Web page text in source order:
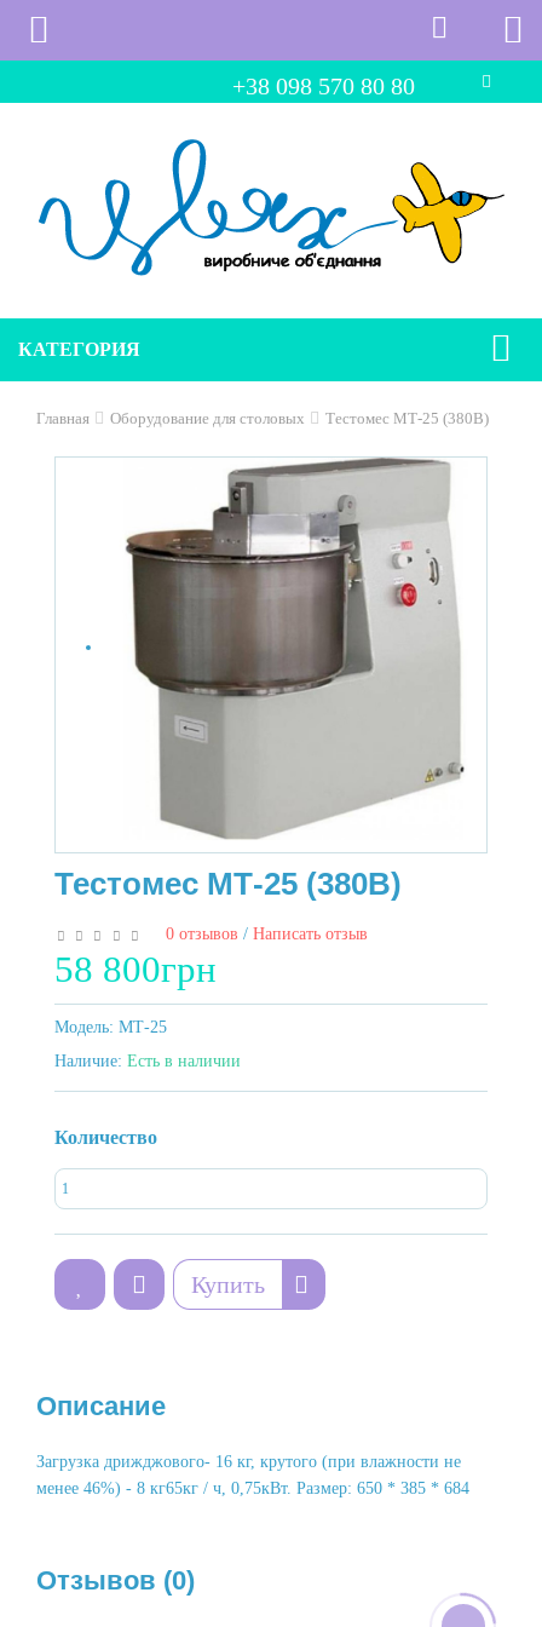
+38 098 570 80 80
КАТЕГОРИЯ
Главная Оборудование для столовых Тестомес МТ-25 (380В)
Тестомес МТ-25 (380В)
0 отзывов / Написать отзыв
58 800грн
Модель: МТ-25
Наличие: Есть в наличии
Количество
Купить
Описание
Загрузка дрижджового- 16 кг, крутого (при влажности не
менее 46%) - 8 кг65кг / ч, 0,75кВт. Размер: 650 * 385 * 684
Отзывов (0)